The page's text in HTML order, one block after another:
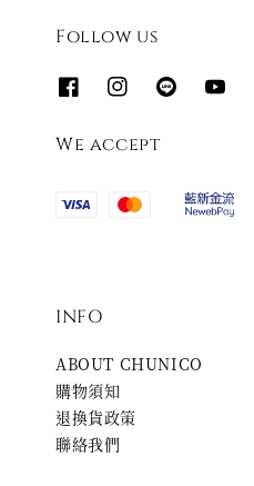
Follow us
We accept
INFO
ABOUT CHUNICO
購物須知
退換貨政策
聯絡我們